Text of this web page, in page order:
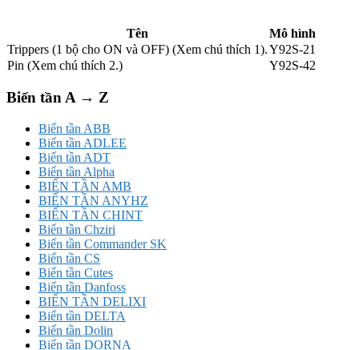
Tên
Mô hình
Trippers (1 bộ cho ON và OFF) (Xem chú thích 1).Y92S-21
Pin (Xem chú thích 2.)
Y92S-42
Biến tần A → Z
Biến tần ABB
Biến tần ADLEE
Biến tần ADT
Biến tần Alpha
BIẾN TẦN AMB
BIẾN TẦN ANYHZ
BIẾN TẦN CHINT
Biến tần Chziri
Biến tần Commander SK
Biến tần CS
Biến tần Cutes
Biến tần Danfoss
BIẾN TẦN DELIXI
Biến tần DELTA
Biến tần Dolin
Biến tần DORNA